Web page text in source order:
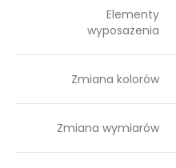
Elementy
wyposażenia
Zmiana kolorów
Zmiana wymiarów